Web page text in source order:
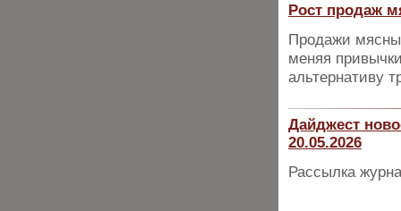
Рост продаж
Продажи
меняя
альтернативу
Дайджест
20.05.2026
Рассылка